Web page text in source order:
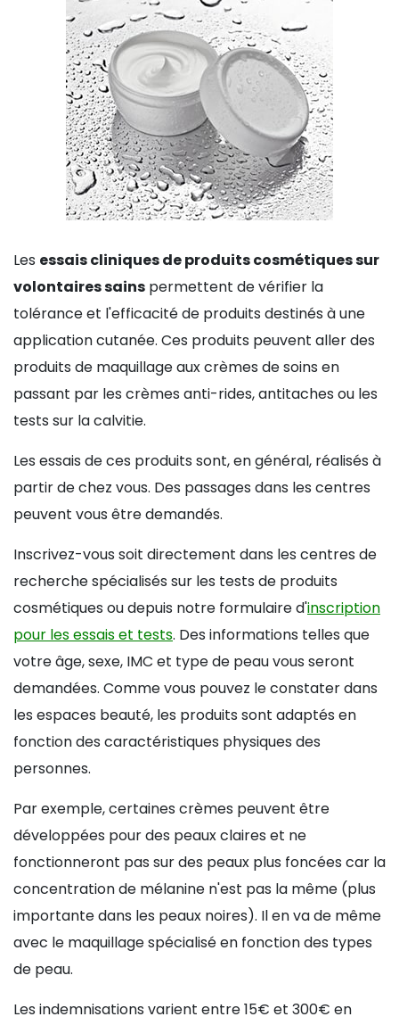
Les essais cliniques de produits cosmétiques sur
volontaires sains permettent de vérifier la
tolérance et l'efficacité de produits destinés à une
application cutanée. Ces produits peuvent aller des
produits de maquillage aux crèmes de soins en
passant par les crèmes anti-rides, antitaches ou les
tests sur la calvitie.
Les essais de ces produits sont, en général, réalisés à
partir de chez vous. Des passages dans les centres
peuvent vous être demandés.
Inscrivez-vous soit directement dans les centres de
recherche spécialisés sur les tests de produits
cosmétiques ou depuis notre formulaire d'inscription
pour les essais et tests. Des informations telles que
votre âge, sexe, IMC et type de peau vous seront
demandées. Comme vous pouvez le constater dans
les espaces beauté, les produits sont adaptés en
fonction des caractéristiques physiques des
personnes.
Par exemple, certaines crèmes peuvent être
développées pour des peaux claires et ne
fonctionneront pas sur des peaux plus foncées car la
concentration de mélanine n'est pas la même (plus
importante dans les peaux noires). Il en va de même
avec le maquillage spécialisé en fonction des types
de peau.
Les indemnisations varient entre 15€ et 300€ en